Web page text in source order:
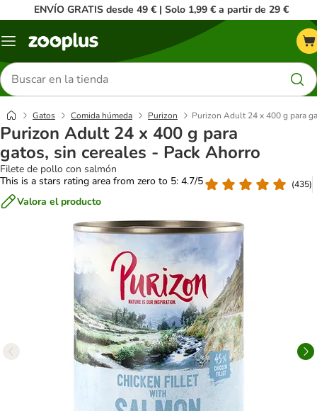
ENVÍO GRATIS desde 49 € | Solo 1,99 € a partir de 29 €
Menú
Buscar
productos
Gatos Comida húmeda Purizon Purizon Adult 24 x 400 g para
Purizon Adult 24 x 400 g para
gatos, sin cereales - Pack Ahorro
Filete de pollo con salmón
This is a stars rating area from zero to 5: 4.7/5
(435)
Valora el producto